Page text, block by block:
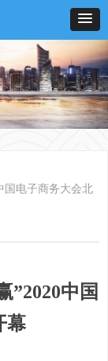
”2020中国
幕
国电子商务大会北